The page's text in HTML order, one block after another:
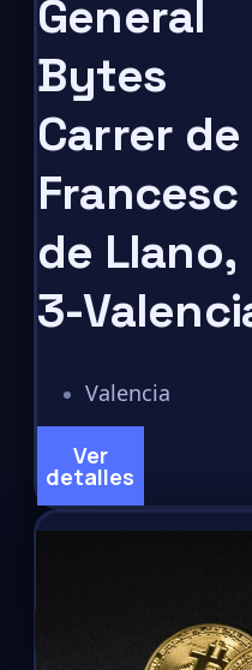
General
Bytes
Carrer de
Francesc
de Llano,
3-
Valencia
Ver
detalles